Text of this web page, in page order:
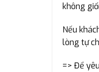
không
Nếu
lòng tự
=> Để